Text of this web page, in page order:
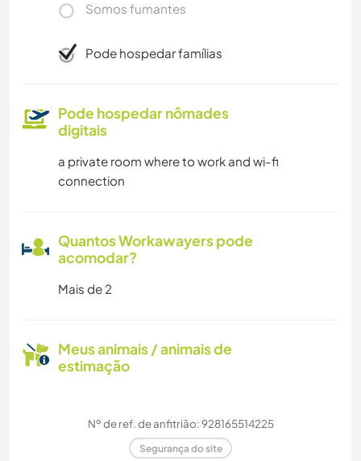
Somos fumantes
Pode hospedar famílias
Pode hospedar nômades
digitais
a private room where to work and wi-fi
connection
Quantos Workawayers pode
acomodar?
Mais de 2
Meus animais / animais de
estimação
Nº de ref. de anfitrião: 928165514225
Segurança do site